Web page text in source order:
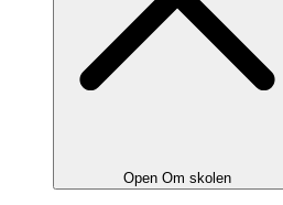
Open Om skolen